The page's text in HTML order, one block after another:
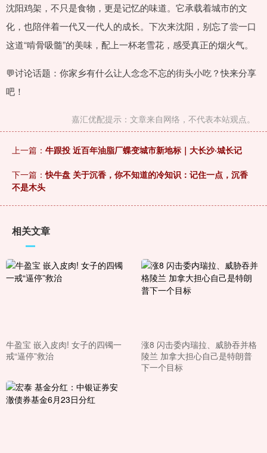
沈阳鸡架，不只是食物，更是记忆的味道。它承载着城市的文
化，也陪伴着一代又一代人的成长。下次来沈阳，别忘了尝一口
这道“啃骨吸髓”的美味，配上一杯老雪花，感受真正的烟火气。
💬讨论话题：你家乡有什么让人念念不忘的街头小吃？快来分享
吧！
嘉汇优配提示：文章来自网络，不代表本站观点。
上一篇： 牛跟投 近百年油脂厂蝶变城市新地标｜大长沙·城长记
下一篇：快牛盘 关于沉香，你不知道的冷知识：记住一点，沉香
不是木头
相关文章
牛盈宝 嵌入皮肉! 女子的四镯一
戒“逼停”救治
涨8 闪击委内瑞拉、威胁吞并格
陵兰 加拿大担心自己是特朗普
下一个目标